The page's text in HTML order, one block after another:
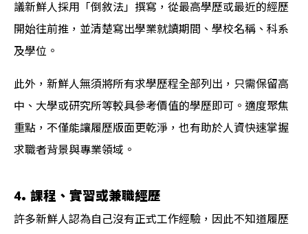
議新鮮人採用「倒敘法」撰寫，從最高學歷或最近的經歷
開始往前推，並清楚寫出學業就讀期間、學校名稱、科系
及學位。
此外，新鮮人無須將所有求學歷程全部列出，只需保留高
中、大學或研究所等較具參考價值的學歷即可。適度聚焦
重點，不僅能讓履歷版面更乾淨，也有助於人資快速掌握
求職者背景與專業領域。
4. 課程、實習或兼職經歷
許多新鮮人認為自己沒有正式工作經驗，因此不知道履歷